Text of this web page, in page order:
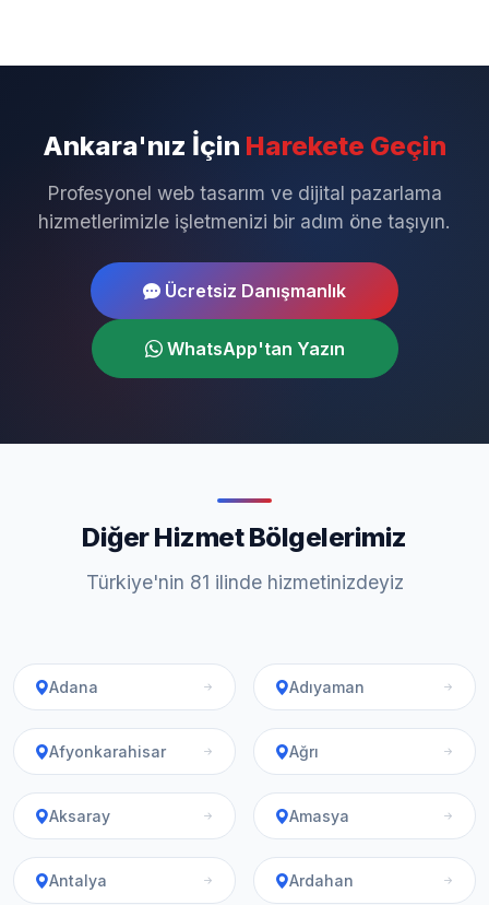
Ankara'nız İçin Harekete Geçin
Profesyonel web tasarım ve dijital pazarlama
hizmetlerimizle işletmenizi bir adım öne taşıyın.
Ücretsiz Danışmanlık
WhatsApp'tan Yazın
Diğer Hizmet Bölgelerimiz
Türkiye'nin 81 ilinde hizmetinizdeyiz
Adana Adıyaman
Afyonkarahisar Ağrı
Aksaray Amasya
Antalya Ardahan